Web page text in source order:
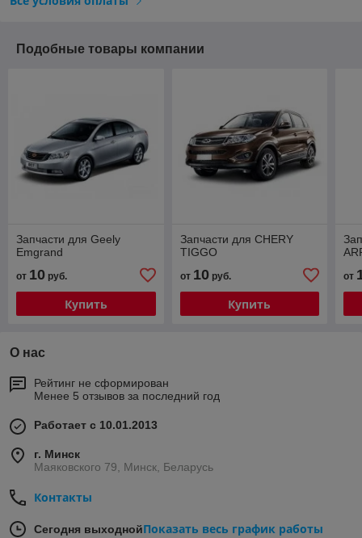
Подобные товары компании
Запчасти для Geely
Emgrand
от 10 руб.
Купить
Запчасти для CHERY
TIGGO
от 10руб.
Купить
от
О нас
Рейтинг не сформирован
Менее 5 отзывов за последний год
Работает с 10.01.2013
г. Минск
Маяковского 79, Минск, Беларусь
Контакты
Сегодня выходнойПоказать весь график работы